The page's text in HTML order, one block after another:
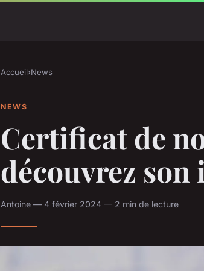
Accueil›News
NEWS
Certificat de
découvrez
Antoine — 4 février 2024 — 2 min de lecture